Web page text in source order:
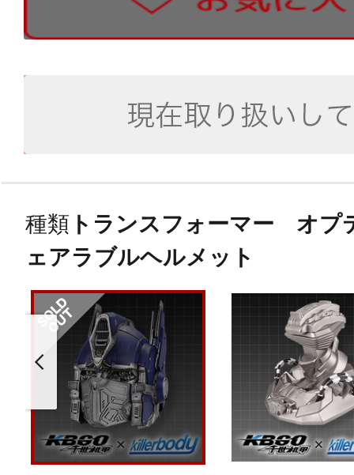
種類 トランスフォーマー オプ
ェアラブルヘルメット